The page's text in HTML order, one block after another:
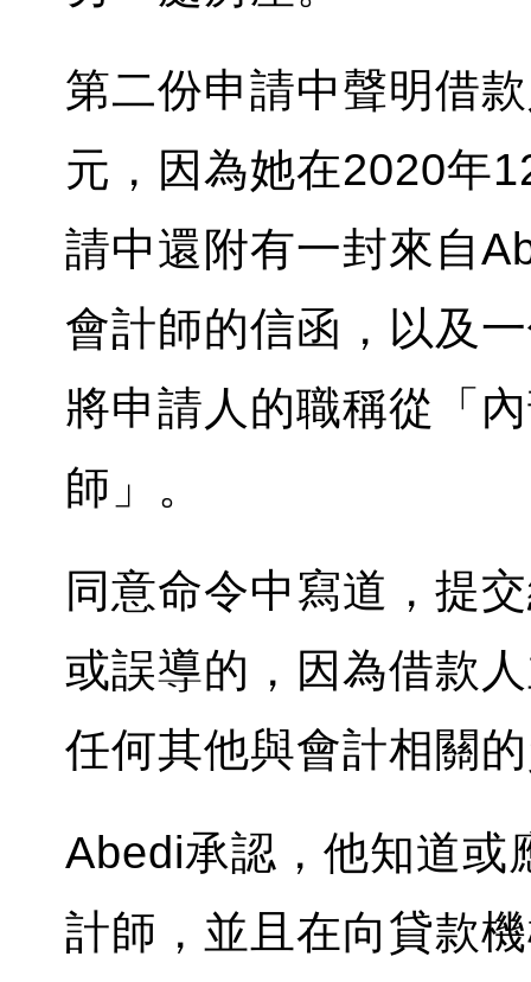
第二份申請中聲明借
元，因為她在2020年
請中還附有一封來自
會計師的信函，以及
將申請人的職稱從「
師」。
同意命令中寫道，提
或誤導的，因為借款
任何其他與會計相關
Abedi承認，他知道或
計師，並且在向貸款